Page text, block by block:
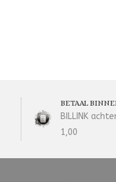
BETAAL
BILLINK
1,00